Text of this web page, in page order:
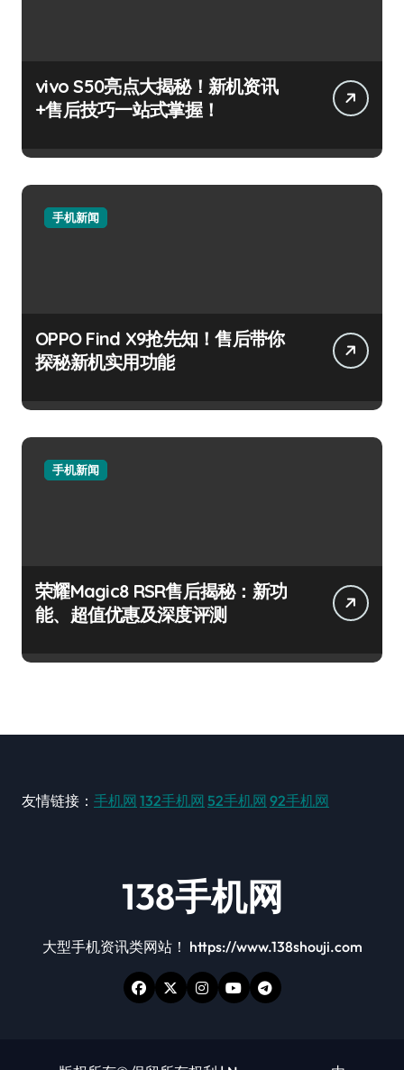
vivo S50亮点大揭秘！新机资讯
+售后技巧一站式掌握！
手机新闻
OPPO Find X9抢先知！售后带你
探秘新机实用功能
手机新闻
荣耀Magic8 RSR售后揭秘：新功
能、超值优惠及深度评测
友情链接： 手机网 132手机网 52手机网 92手机网
138手机网
大型手机资讯类网站！ https://www.138shouji.com